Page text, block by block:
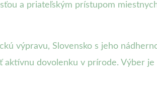
a priateľským prístupom
výpravu, Slovensko s jeho
dovolenku v prírode. Výber je